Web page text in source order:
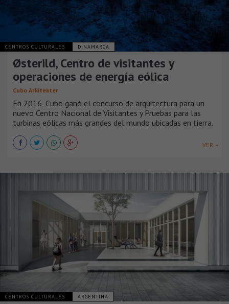
CENTROS CULTURALES DINAMARCA
Østerild, Centro de visitantes y
operaciones de energía eólica
Cubo Arkitekter
En 2016, Cubo ganó el concurso de arquitectura para un
nuevo Centro Nacional de Visitantes y Pruebas para las
turbinas eólicas más grandes del mundo ubicadas en tierra.
VER +
CENTROS CULTURALES ARGENTINA